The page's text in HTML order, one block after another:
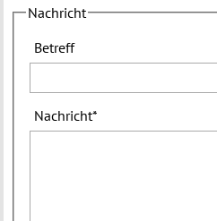
Nachricht
Betreff
Nachricht*